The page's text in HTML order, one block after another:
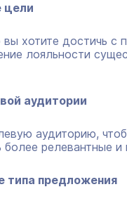
цели
вы хотите достичь
лояльности
аудитории
аудиторию,
релевантные
типа предложения